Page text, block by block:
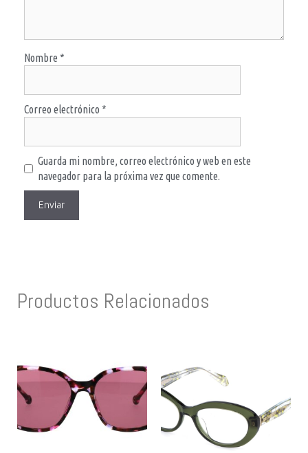
Nombre *
Correo electrónico *
Guarda mi nombre, correo electrónico y web en este
navegador para la próxima vez que comente.
Productos Relacionados